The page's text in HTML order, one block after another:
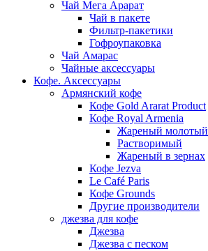
Чай Мега Арарат
Чай в пакете
Фильтр-пакетики
Гофроупаковка
Чай Амарас
Чайные аксессуары
Кофе. Аксессуары
Армянский кофе
Кофе Gold Ararat Product
Кофе Royal Armenia
Жареный молотый
Растворимый
Жареный в зернах
Кофе Jezva
Le Café Paris
Кофе Grounds
Другие производители
джезва для кофе
Джезва
Джезва с песком